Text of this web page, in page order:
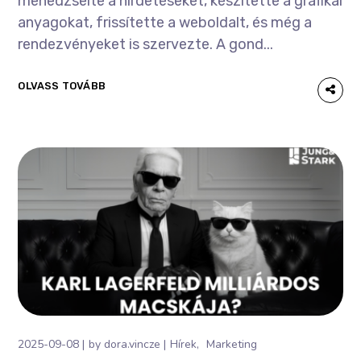
anyagokat, frissítette a weboldalt, és még a
rendezvényeket is szervezte. A gond...
OLVASS TOVÁBB
2025-09-08 by dora.vincze Hírek Marketing